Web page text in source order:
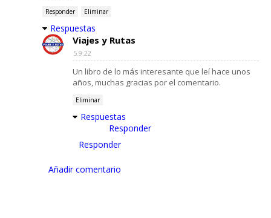
Responder Eliminar
Respuestas
Viajes y Rutas
5.9.22
Un libro de lo más interesante que leí hace unos
años, muchas gracias por el comentario.
Eliminar
Respuestas
Responder
Responder
Añadir comentario